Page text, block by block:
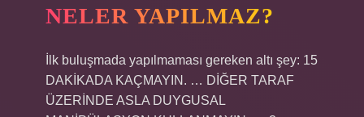
NELER YAPILMAZ?
İlk buluşmada yapılmaması gereken altı şey: 15
DAKİKADA KAÇMAYIN. … DİĞER TARAF
ÜZERİNDE ASLA DUYGUSAL